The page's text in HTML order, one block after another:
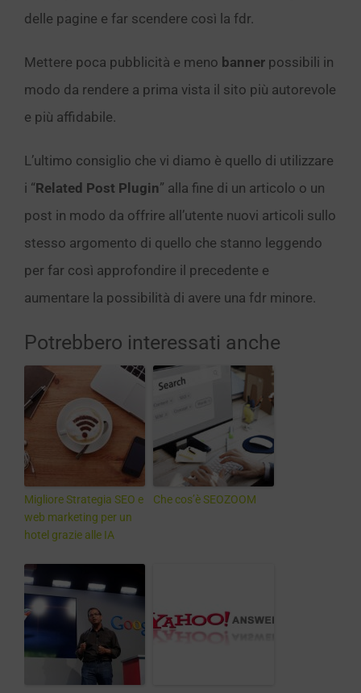
delle pagine e far scendere così la fdr.
Mettere poca pubblicità e meno banner possibili in
modo da rendere a prima vista il sito più autorevole
e più affidabile.
L’ultimo consiglio che vi diamo è quello di utilizzare
i “Related Post Plugin” alla fine di un articolo o un
post in modo da offrire all’utente nuovi articoli sullo
stesso argomento di quello che stanno leggendo
per far così approfondire il precedente e
aumentare la possibilità di avere una fdr minore.
Potrebbero interessati anche
Migliore Strategia SEO e
web marketing per un
hotel grazie alle IA
Che cos’è SEOZOOM